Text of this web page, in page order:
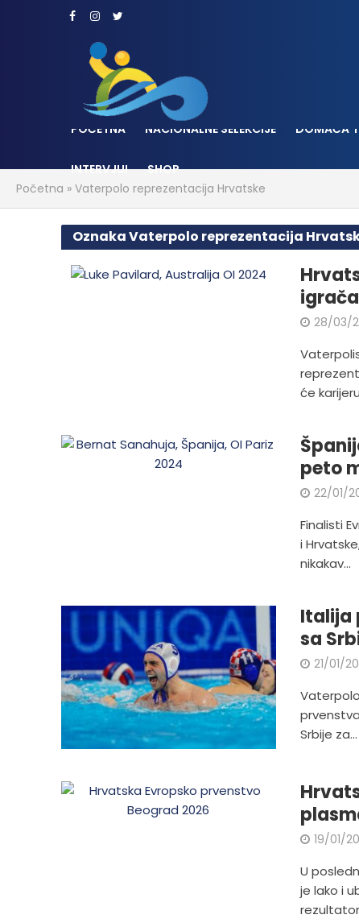
POČETNA NACIONALNE SELEKCIJE DOMAĆA
INTERVJUI
SHOP
Početna » Vaterpolo reprezentacija Hrvatske
Oznaka Vaterpolo reprezentacija
28/03/
će
peto
22/01/
Finalisti
i
nikakav...
Italija
sa
21/01/
Srbije za...
19/01/
U
je lako i